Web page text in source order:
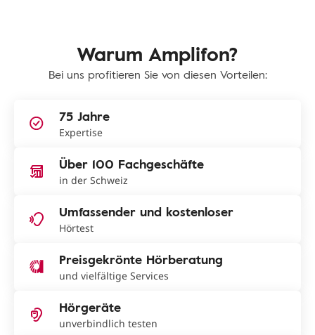
Warum Amplifon?
Bei uns profitieren Sie von diesen Vorteilen:
75 Jahre
Expertise
Über 100 Fachgeschäfte
in der Schweiz
Umfassender und kostenloser
Hörtest
Preisgekrönte Hörberatung
und vielfältige Services
Hörgeräte
unverbindlich testen